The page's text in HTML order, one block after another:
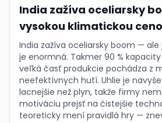
India zažíva oceliarsky
vysokou klimatickou
India zažíva oceliarsky boom —
je enormná. Takmer 90 %
veľká časť produkcie pochádza z
neefektívnych hutí. Uhlie je
lacnejšie než plyn, takže firmy
motiváciu prejsť na čistejšie
teoreticky mení pravidlá hry —